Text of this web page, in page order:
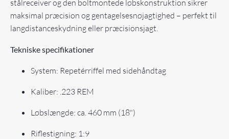
stålreceiver og den boltmontede løbskonstruktion sikrer
maksimal præcision og gentagelsesnøjagtighed – perfekt til
langdistanceskydning eller præcisionsjagt.
Tekniske specifikationer
System: Repetérriffel med sidehåndtag
Kaliber: .223 REM
Løbs­længde: ca. 460 mm (18")
Riflestigning: 1:9